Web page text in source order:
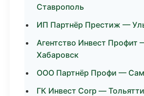
Ставрополь
ИП Партнёр Престиж —
Агентство Инвест Профит
Хабаровск
ООО Партнёр Профи —
ГК Инвест Corp — Тольятти